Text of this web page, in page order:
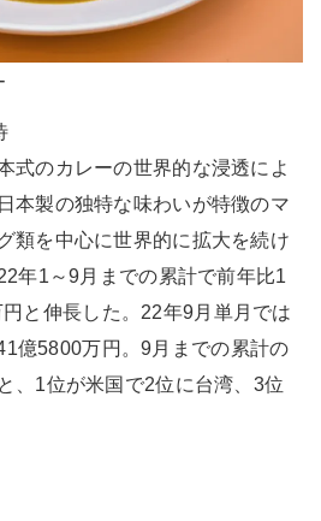
式のカレーの世界的な浸透によ
本製の独特な味わいが特徴のマ
類を中心に世界的に拡大を続け
年1～9月までの累計で前年比1
と伸長した。22年9月単月では
億5800万円。9月までの累計の
、1位が米国で2位に台湾、3位